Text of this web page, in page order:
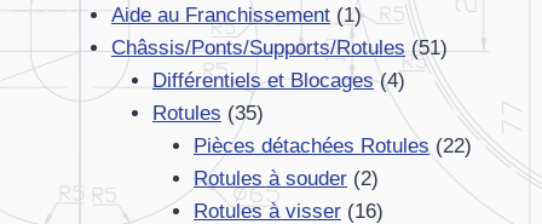
produits
Aide au Franchissement 11
produit
Châssis/Ponts/Supports/Rotules 5151
produits
Différentiels et Blocages 44
produits
Rotules 3535
produits
Pièces détachées Rotules 2222
produits
Rotules à souder 22
produits
Rotules à visser 1616